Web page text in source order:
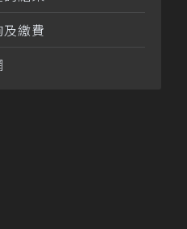
繳費